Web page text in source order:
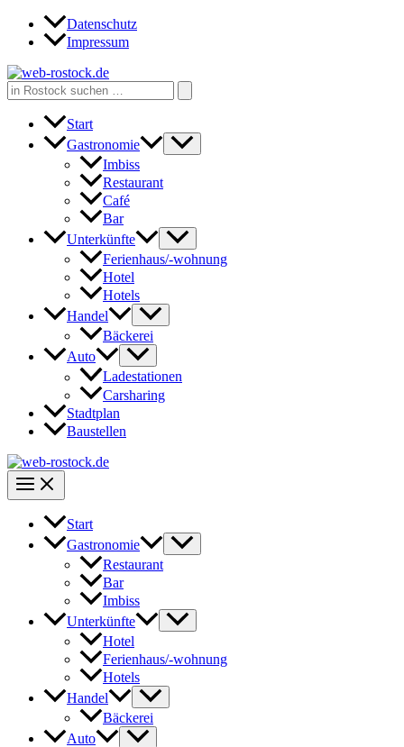
Zum
Inhalt
Datenschutz
Impressum
Search
for:
Start
Gastronomie
Imbiss
Restaurant
Café
Bar
Unterkünfte
Ferienhaus/-wohnung
Hotel
Hotels
Handel
Bäckerei
Auto
Ladestationen
Carsharing
Stadtplan
Baustellen
Start
Gastronomie
Restaurant
Bar
Imbiss
Unterkünfte
Hotel
Ferienhaus/-wohnung
Hotels
Handel
Bäckerei
Auto